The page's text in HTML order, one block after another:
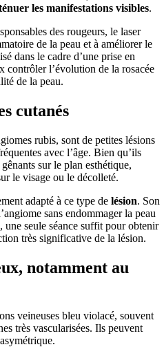
les manifestations visibles.
des rougeurs, le laser
de la peau et à améliorer le
dans le cadre d’une prise en
contrôler l’évolution de la rosacée
de la peau.
cutanés
rubis, sont de petites lésions
avec l’âge. Bien qu’ils
sur le plan esthétique,
le visage ou le décolleté.
adapté à ce type de lésion. Son
sans endommager la peau
une seule séance suffit pour obtenir
très significative de la lésion.
notamment au
veineuses bleu violacé, souvent
très vascularisées. Ils peuvent